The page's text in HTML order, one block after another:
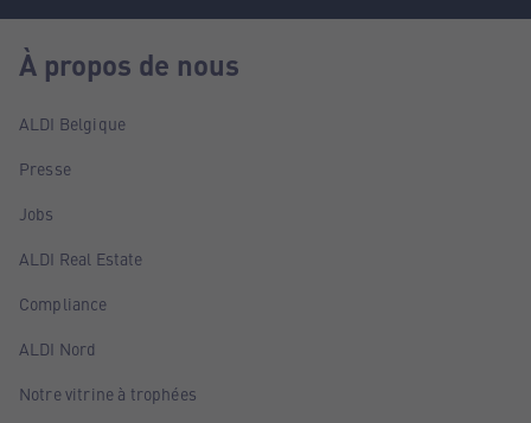
À propos de nous
ALDI Belgique
Presse
Jobs
ALDI Real Estate
Compliance
ALDI Nord
Notre vitrine à trophées